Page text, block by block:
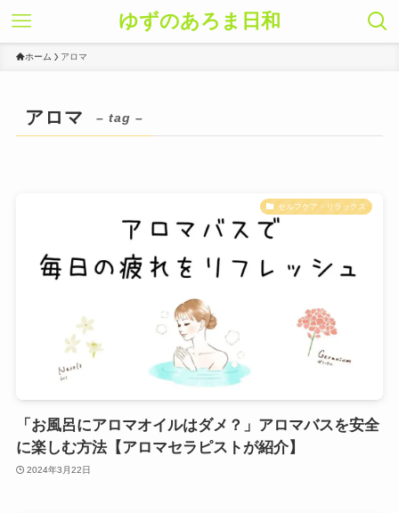
ゆずのあろま日和
ホーム アロマ
アロマ – tag –
セルフケア・リラックス
「お風呂にアロマオイルはダメ？」アロマバスを安全
に楽しむ方法【アロマセラピストが紹介】
2024年3月22日